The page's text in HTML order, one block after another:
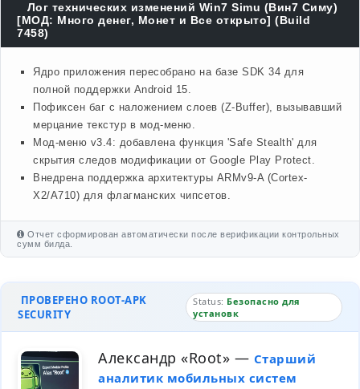
Лог технических изменений Win7 Simu (Вин7 Симу)
[МОД: Много денег, Монет и Все открыто] (Build
7458)
Ядро приложения пересобрано на базе SDK 34 для
полной поддержки Android 15.
Пофиксен баг с наложением слоев (Z-Buffer), вызывавший
мерцание текстур в мод-меню.
Мод-меню v3.4: добавлена функция 'Safe Stealth' для
скрытия следов модификации от Google Play Protect.
Внедрена поддержка архитектуры ARMv9-A (Cortex-
X2/A710) для флагманских чипсетов.
Отчет сформирован автоматически после верификации контрольных
сумм билда.
ПРОВЕРЕНО ROOT-APK
SECURITY
Status: Безопасно для
установк
Александр «Root» — Старший
аналитик мобильных систем